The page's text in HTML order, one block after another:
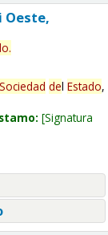
Oeste,
.
Sociedad del Estado,
Signatura